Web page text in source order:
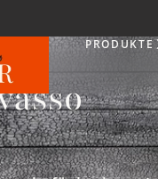
Produkte
PRODUKTE